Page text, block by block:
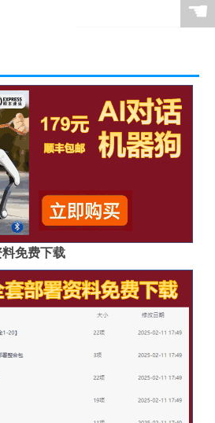
☚
免费下载